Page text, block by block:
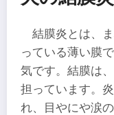
結膜炎とは、
っている薄い膜
気です。結膜は
担っています。
れ、目やにや涙